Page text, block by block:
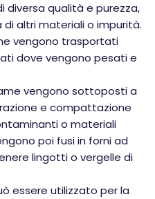
diversa qualità e purezza,
altri materiali o impurità.
vengono trasportati
dove vengono pesati e
vengono sottoposti a
e compattazione
o materiali
poi fusi in forni ad
lingotti o vergelle di
essere utilizzato per la